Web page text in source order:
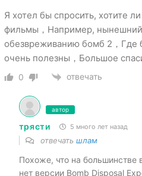
Я хотел бы спросить, хотите
фильмы，Например, нынешний
обезвреживанию бомб 2，Где
очень полезны，Большое
0 отвечать
автор
трясти 5 много лет назад
отвечать шлам
Похоже, что на большинстве
нет версии Bomb Disposal